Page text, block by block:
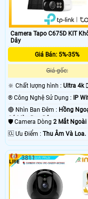
🌟️ Thị trường camera có rất
cũng có nhiều nơi bán khác
hổ trợ tốt là điều ưu tiên hơn
wifi trên mạng xã hội với
bởi liên quan nhiều đến chất
trợ khách hàng 🌀
Camera Tapo C675D KIT
Dây
Giá Bán: 5%-35%
Giá gốc:
🔆 Chất lượng hình : Ultra 4k
®️ Công Nghệ Sử Dụng : IP
🔴 Nhìn Ban Đêm : Hồng
Có Màu Ban Ðêm.
🛡 Camera Dòng 2 Mắt Ngoài
️🆑 Ưu Điểm : Thu Âm Và Loa.
3811